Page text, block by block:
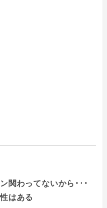
関わってないから･･･
はある